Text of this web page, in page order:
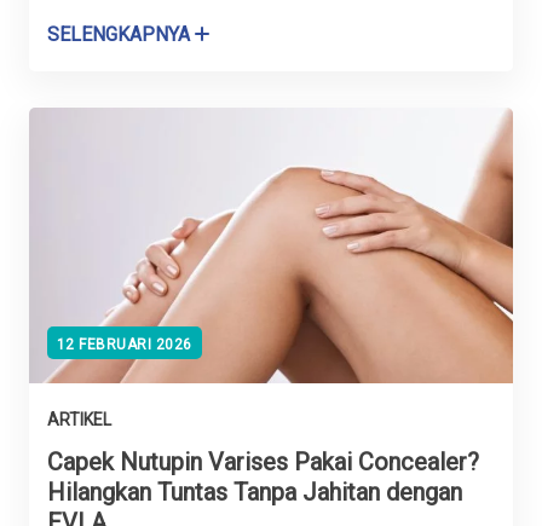
SELENGKAPNYA
12 FEBRUARI 2026
ARTIKEL
Capek Nutupin Varises Pakai Concealer?
Hilangkan Tuntas Tanpa Jahitan dengan